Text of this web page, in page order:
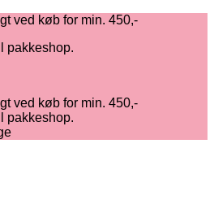
ved køb for min. 450,-
pakkeshop.
ved køb for min. 450,-
pakkeshop.